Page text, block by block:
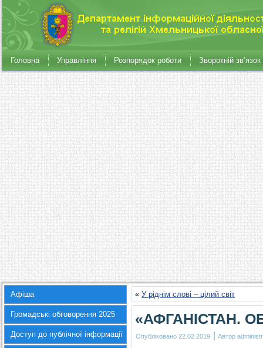
Головна Управління Розпорядок роботи Зворотній зв’язок
Афіша
Громадські обговорення 2025
Доступ до публічної інформації
« У ріднім слові – цілий світ
«АФГАНІСТАН.
Опубліковано 22.02.2019 | Автор